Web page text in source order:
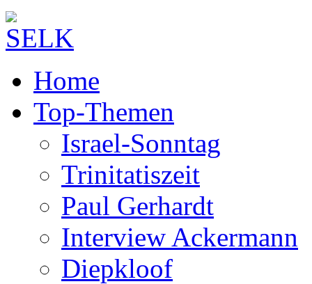
Home
Top-Themen
Israel-Sonntag
Trinitatiszeit
Paul Gerhardt
Interview Ackermann
Diepkloof